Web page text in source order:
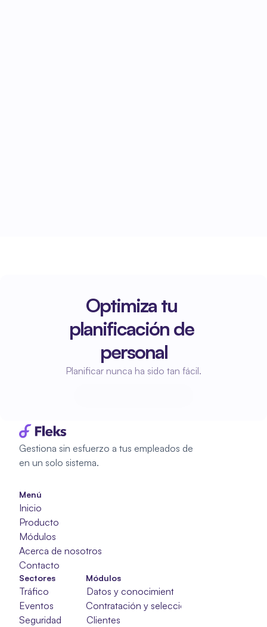
Optimiza tu
planificación de
personal
Planificar nunca ha sido tan fácil.
Gestiona sin esfuerzo a tus empleados de
en un solo sistema.
Menú
Inicio
Producto
Módulos
Acerca de nosotros
Contacto
Módulos
Datos y conocimientos
Contratación y selección
Clientes
Sectores
Tráfico
Eventos
Seguridad